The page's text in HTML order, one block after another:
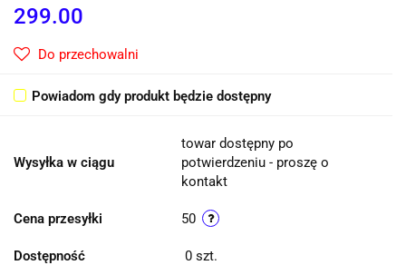
299.00
Do przechowalni
Powiadom gdy produkt będzie dostępny
Wysyłka w ciągu
towar dostępny po
potwierdzeniu - proszę o
kontakt
Cena przesyłki 50
Dostępność 0 szt.